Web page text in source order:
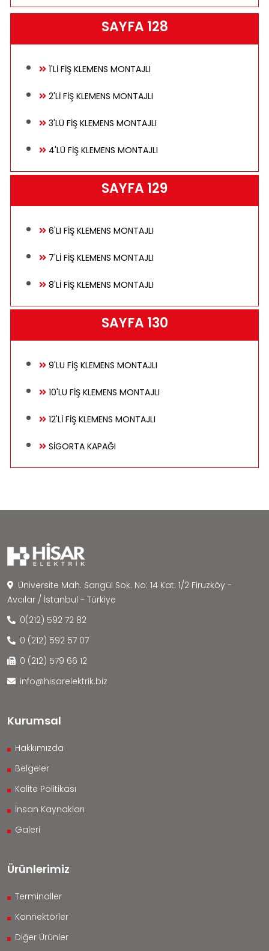
SAYFA 128
1'Lİ FİŞ KLEMENS MONTAJLI
2'Lİ FİŞ KLEMENS MONTAJLI
3'LÜ FİŞ KLEMENS MONTAJLI
4'LÜ FİŞ KLEMENS MONTAJLI
SAYFA 129
6'LI FİŞ KLEMENS MONTAJLI
7'Lİ FİŞ KLEMENS MONTAJLI
8'Lİ FİŞ KLEMENS MONTAJLI
SAYFA 130
9'LU FİŞ KLEMENS MONTAJLI
10'LU FİŞ KLEMENS MONTAJLI
12'Lİ FİŞ KLEMENS MONTAJLI
SİGORTA KAPAĞI
Üniversite Mah. Sarıgül Sok. No: 14 Kat: 1/2 Firuzköy -
Avcılar / İstanbul - Türkiye
0(212) 592 72 82
0 (212) 592 57 07
0 (212) 579 66 12
info@hisarelektrik.biz
Kurumsal
Hakkımızda
Belgeler
Kalite Politikası
İnsan Kaynakları
Galeri
Ürünlerimiz
Terminaller
Konnektörler
Diğer Ürünler